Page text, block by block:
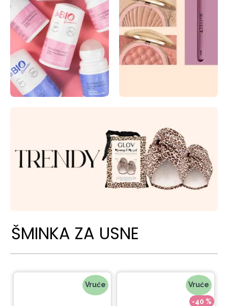
ŠMINKA ZA USNE
Vruće Vruće
-40 %